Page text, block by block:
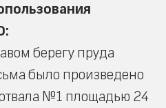
берегу пруда
было произведено
№1 площадью 24